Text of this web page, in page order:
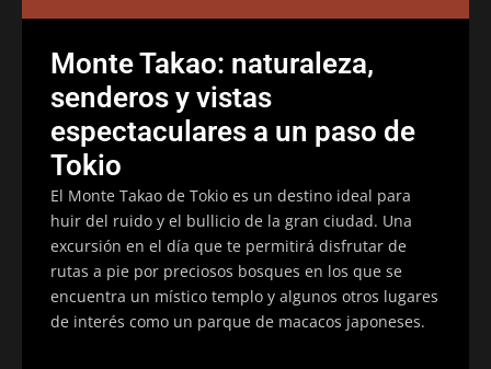
Monte Takao: naturaleza,
senderos y vistas
espectaculares a un paso de
Tokio
El Monte Takao de Tokio es un destino ideal para
huir del ruido y el bullicio de la gran ciudad. Una
excursión en el día que te permitirá disfrutar de
rutas a pie por preciosos bosques en los que se
encuentra un místico templo y algunos otros lugares
de interés como un parque de macacos japoneses.